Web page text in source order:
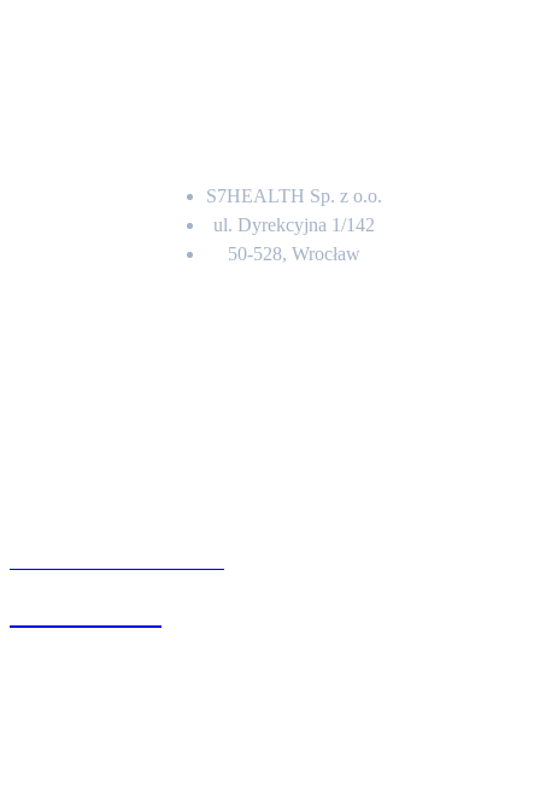
S7HEALTH Sp. z o.o.
ul. Dyrekcyjna 1/142
50-528, Wrocław